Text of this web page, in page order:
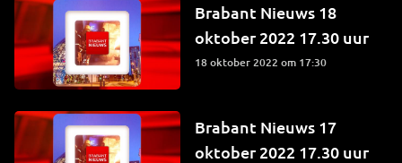
Brabant Nieuws 18
oktober 2022 17.30 uur
18 oktober 2022 om 17:30
Brabant Nieuws 17
oktober 2022 17.30 uur